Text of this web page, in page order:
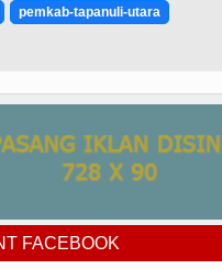
pemkab-tapanuli-utara
FACEBOOK